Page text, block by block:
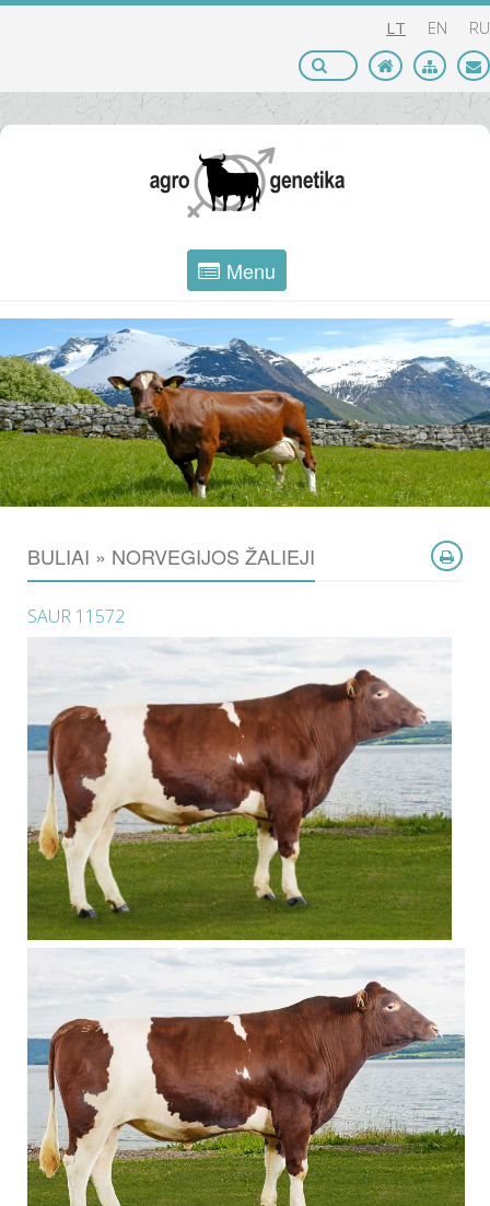
LT EN RU
Menu
BULIAI » NORVEGIJOS ŽALIEJI
SAUR 11572